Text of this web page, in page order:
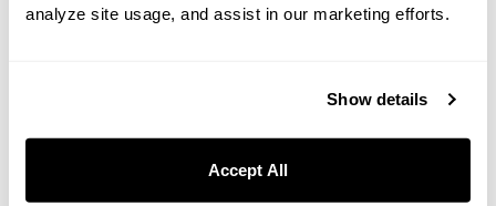
analyze site usage, and assist in our marketing efforts.
Show details
Accept All
【応募期間】2026年6月2日（火）～2026年8月31日（月）
THE LIVELY 福岡博多公式Instagramアカウントをフォロー
背景にした写真を撮影